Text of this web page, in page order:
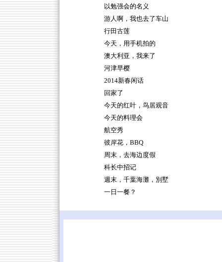
以勉强会的名义
游人啊，我也去了车山
行田古莲
今天，用手机拍的
澳大利亚，我来了
河津早樱
2014新春闲话
回家了
今天的红叶，鸟居观音
今天的料理会
航空秀
彼岸花，BBQ
周末，去海边度假
科长中招记
週末，千葉海灘，別墅
一日一餐？